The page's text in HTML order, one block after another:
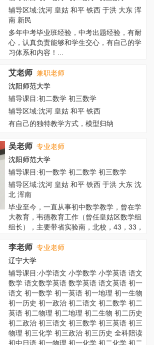
辅导区域:沈河 皇姑 和平 铁西 于洪 大东 浑
南 新民
多年中考毕业班经验，中考出题经验，有耐
心，认真负责能够和学生交心，有自己的学
习体系和内容！...
艾老师 兼职老师
沈阳师范大学
辅导课目:初二数学 初三数学
辅导区域:沈河 皇姑 和平 铁西
有自己的独特教学方式，模型归纳
吴老师 专业老师
沈阳师范大学
辅导课目:初一数学 初二数学 初三数学
辅导区域:沈河 皇姑 和平 铁西 于洪 大东 沈
北 浑南
毕业至今，一直从事初中数学教学，曾在学
大教育，韦德教育工作（曾任皇姑区数学组
组长），主要带省实验南，北校，43，33，
李老师 专业老师
辽宁大学
辅导课目:小学语文 小学数学 小学英语 语文
数学 语文数学英语 数学英语 语文英语 初一
语文 初一数学 初一英语 初一地理 初一生物
初一历史 初一政治 初二语文 初二数学 初二
英语 初二物理 初二地理 初二生物 初二历史
初二政治 初三语文 初三数学 初三英语 初三
物理 初三化学 初三政治 初三历史 全科陪读
初中日语 初一物理 初一化学 初二化学 初二